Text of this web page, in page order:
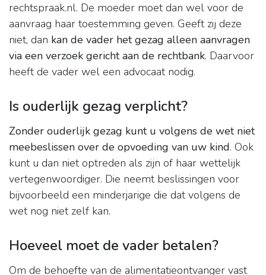
rechtspraak.nl. De moeder moet dan wel voor de
aanvraag haar toestemming geven. Geeft zij deze
niet, dan kan de vader het gezag alleen aanvragen
via een verzoek gericht aan de rechtbank. Daarvoor
heeft de vader wel een advocaat nodig.
Is ouderlijk gezag verplicht?
Zonder ouderlijk gezag kunt u volgens de wet niet
meebeslissen over de opvoeding van uw kind. Ook
kunt u dan niet optreden als zijn of haar wettelijk
vertegenwoordiger. Die neemt beslissingen voor
bijvoorbeeld een minderjarige die dat volgens de
wet nog niet zelf kan.
Hoeveel moet de vader betalen?
Om de behoefte van de alimentatieontvanger vast